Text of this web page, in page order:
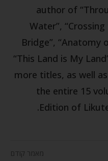
author of
Water”,
Bridge”, “Anatomy
“This Land is My
more titles, as well
the entire 15
Edition of
מאמר קודם